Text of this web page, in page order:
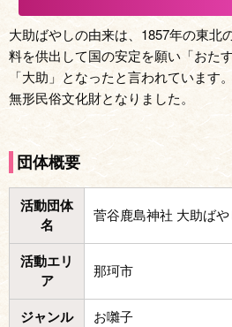
大助ばやしの由来は、1857年の東北
料を供出して国の安定を願い「おた
「大助」となったと言われています
無形民俗文化財となりました。
団体概要
活動団体
名
菅谷鹿島神社 大助ば
活動エリ
ア
那珂市
ジャンル お囃子